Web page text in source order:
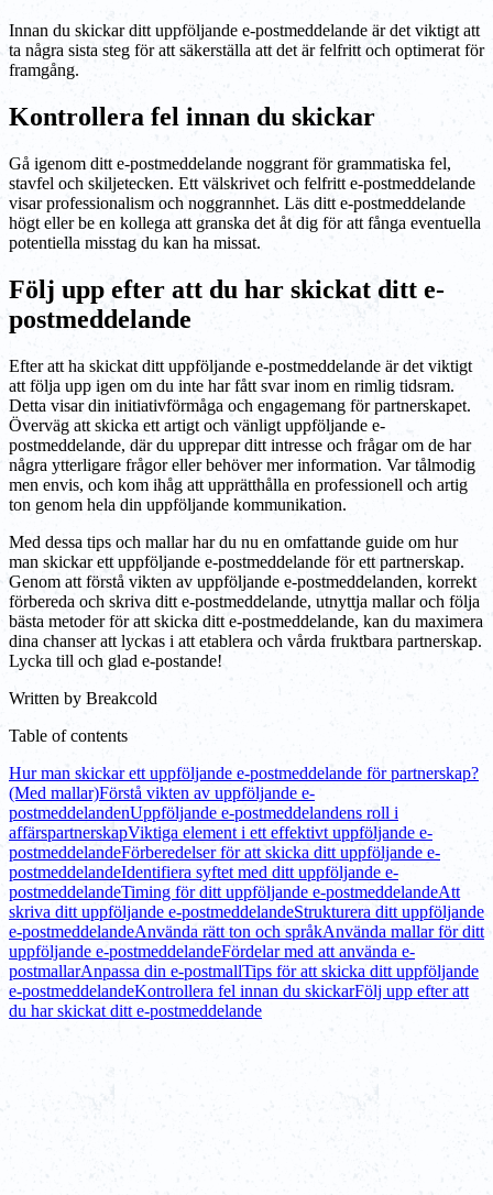
Innan du skickar ditt uppföljande e-postmeddelande är det viktigt att
ta några sista steg för att säkerställa att det är felfritt och optimerat för
framgång.
Kontrollera fel innan du skickar
Gå igenom ditt e-postmeddelande noggrant för grammatiska fel,
stavfel och skiljetecken. Ett välskrivet och felfritt e-postmeddelande
visar professionalism och noggrannhet. Läs ditt e-postmeddelande
högt eller be en kollega att granska det åt dig för att fånga eventuella
potentiella misstag du kan ha missat.
Följ upp efter att du har skickat ditt e-
postmeddelande
Efter att ha skickat ditt uppföljande e-postmeddelande är det viktigt
att följa upp igen om du inte har fått svar inom en rimlig tidsram.
Detta visar din initiativförmåga och engagemang för partnerskapet.
Överväg att skicka ett artigt och vänligt uppföljande e-
postmeddelande, där du upprepar ditt intresse och frågar om de har
några ytterligare frågor eller behöver mer information. Var tålmodig
men envis, och kom ihåg att upprätthålla en professionell och artig
ton genom hela din uppföljande kommunikation.
Med dessa tips och mallar har du nu en omfattande guide om hur
man skickar ett uppföljande e-postmeddelande för ett partnerskap.
Genom att förstå vikten av uppföljande e-postmeddelanden, korrekt
förbereda och skriva ditt e-postmeddelande, utnyttja mallar och följa
bästa metoder för att skicka ditt e-postmeddelande, kan du maximera
dina chanser att lyckas i att etablera och vårda fruktbara partnerskap.
Lycka till och glad e-postande!
Written by Breakcold
Table of contents
Hur man skickar ett uppföljande e-postmeddelande för partnerskap?
(Med mallar)Förstå vikten av uppföljande e-
postmeddelandenUppföljande e-postmeddelandens roll i
affärspartnerskapViktiga element i ett effektivt uppföljande e-
postmeddelandeFörberedelser för att skicka ditt uppföljande e-
postmeddelandeIdentifiera syftet med ditt uppföljande e-
postmeddelandeTiming för ditt uppföljande e-postmeddelandeAtt
skriva ditt uppföljande e-postmeddelandeStrukturera ditt uppföljande
e-postmeddelandeAnvända rätt ton och språkAnvända mallar för ditt
uppföljande e-postmeddelandeFördelar med att använda e-
postmallarAnpassa din e-postmallTips för att skicka ditt uppföljande
e-postmeddelandeKontrollera fel innan du skickarFölj upp efter att
du har skickat ditt e-postmeddelande